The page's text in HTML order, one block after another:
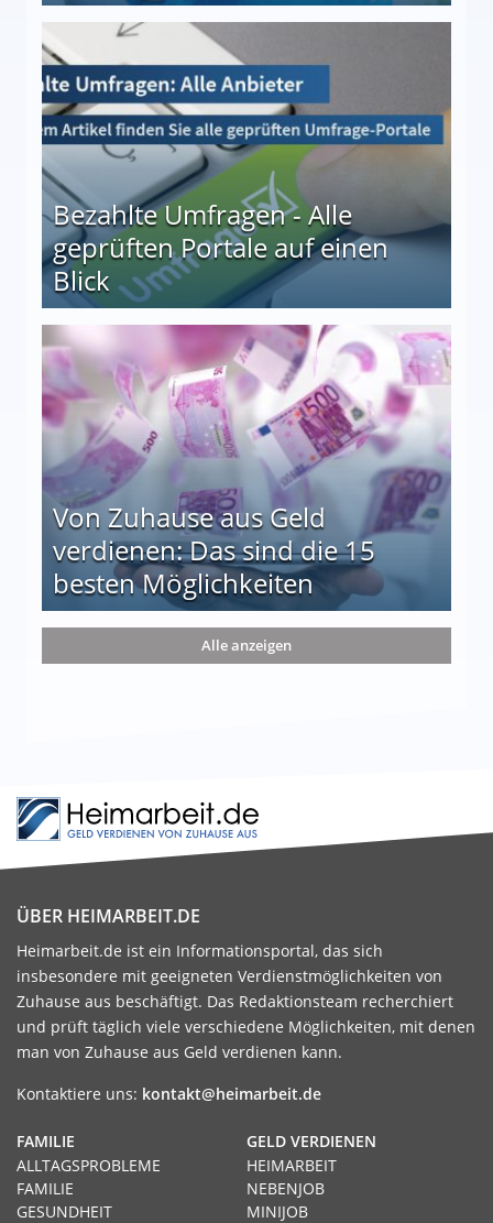
Bezahlte Umfragen - Alle
geprüften Portale auf einen
Blick
auf einen Blick
Von Zuhause aus Geld
verdienen: Das sind die 15
besten Möglichkeiten
die 15 besten Möglichkeiten
Alle anzeigen
ÜBER HEIMARBEIT.DE
Heimarbeit.de ist ein Informationsportal, das sich
insbesondere mit geeigneten Verdienstmöglichkeiten von
Zuhause aus beschäftigt. Das Redaktionsteam recherchiert
und prüft täglich viele verschiedene Möglichkeiten, mit denen
man von Zuhause aus Geld verdienen kann.
Kontaktiere uns: kontakt@heimarbeit.de
GELD VERDIENEN
HEIMARBEIT
NEBENJOB
MINIJOB
FAMILIE
ALLTAGSPROBLEME
FAMILIE
GESUNDHEIT